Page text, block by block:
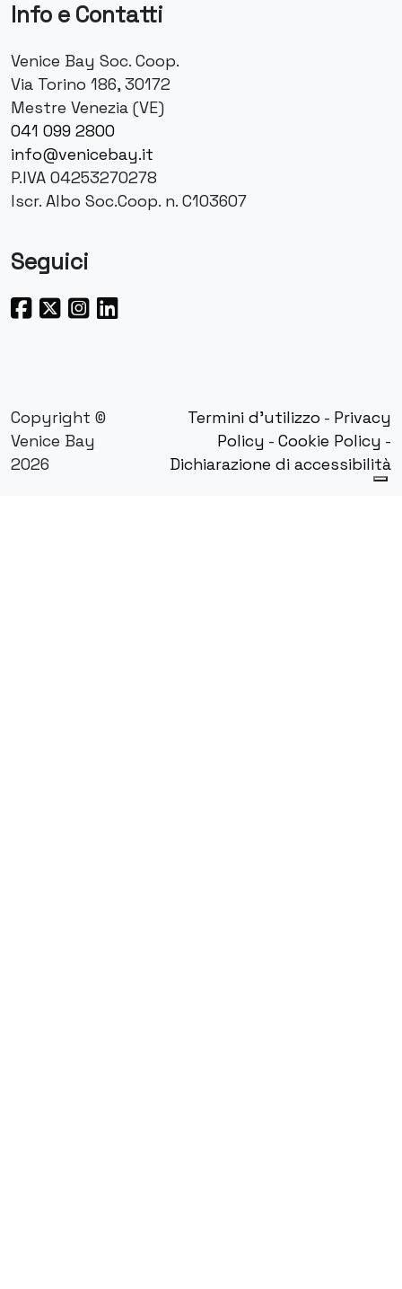
Info e Contatti
Venice Bay Soc. Coop.
Via Torino 186, 30172
Mestre Venezia (VE)
041 099 2800
info@venicebay.it
P.IVA 04253270278
Iscr. Albo Soc.Coop. n. C103607
Seguici
Copyright ©
Venice Bay
2026
Termini d'utilizzo - Privacy
Policy - Cookie Policy -
Dichiarazione di accessibilità